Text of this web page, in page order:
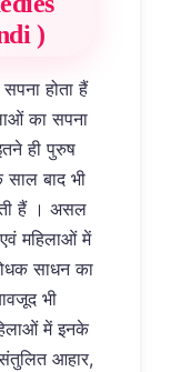
)
होता हैं
का सपना
ही पुरुष
बाद भी
हैं । असल
महिलाओं में
साधन का
भी
में इनके
आहार,